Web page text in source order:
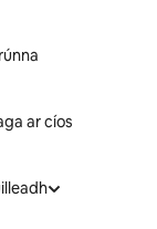
ar cíos